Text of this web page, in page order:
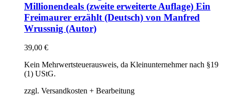
Millionendeals (zweite erweiterte Auflage) Ein
Freimaurer erzählt (Deutsch) von Manfred
Wrussnig (Autor)
39,00 €
Kein Mehrwertsteuerausweis, da Kleinunternehmer nach §19
(1) UStG.
zzgl. Versandkosten + Bearbeitung